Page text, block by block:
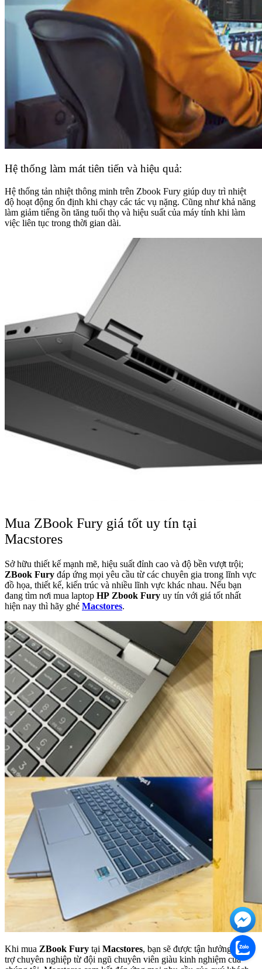
Hệ thống làm mát tiên tiến và hiệu quả:
Hệ thống tản nhiệt thông minh trên Zbook Fury giúp duy trì nhiệt
độ hoạt động ổn định khi chạy các tác vụ nặng. Cũng như khả năng
làm giảm tiếng ồn tăng tuổi thọ và hiệu suất của máy tính khi làm
việc liên tục trong thời gian dài.
Mua ZBook Fury giá tốt uy tín tại
Macstores
Sở hữu thiết kế mạnh mẽ, hiệu suất đỉnh cao và độ bền vượt trội;
ZBook Fury đáp ứng mọi yêu cầu từ các chuyên gia trong lĩnh vực
đồ họa, thiết kế, kiến trúc và nhiều lĩnh vực khác nhau. Nếu bạn
đang tìm nơi mua laptop HP Zbook Fury uy tín với giá tốt nhất
hiện nay thì hãy ghé Macstores.
Khi mua ZBook Fury tại Macstores, bạn sẽ được tận hưởng sự hỗ
trợ chuyên nghiệp từ đội ngũ chuyên viên giàu kinh nghiệm của